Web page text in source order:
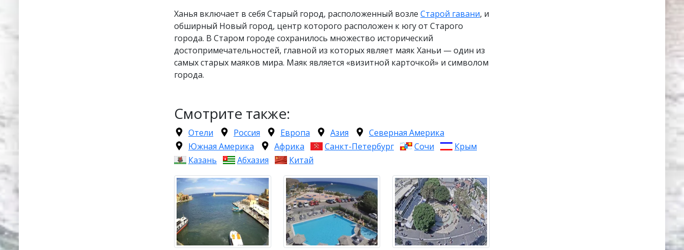
Ханья включает в себя Старый город, расположенный возле Старой гавани, и
обширный Новый город, центр которого расположен к югу от Старого
города. В Старом городе сохранилось множество исторический
достопримечательностей, главной из которых являет маяк Ханьи — один из
самых старых маяков мира. Маяк является «визитной карточкой» и символом
города.
Смотрите также:
Отели Россия Европа Азия
Северная Америка
Южная Америка
Африка Санкт-Петербург Сочи
Крым
Казань
Абхазия Китай